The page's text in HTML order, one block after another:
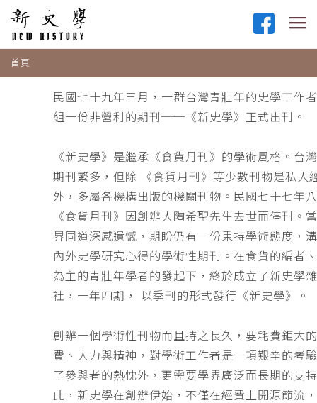
首頁
民國七十九年三月，一群台灣青壯年的史學工作
組一份非營利的期刊──《新史學》正式出刊。
《新史學》是繼承《食貨月刊》的學術風格。台
期刊繁多，但除 《食貨月刊》等少數刊物是私人
外，多屬各機構出版的機關刊物。民國七十七年
《食貨月刊》因創辦人陶希聖先生去世而停刊。
界同道深感遺憾，期盼仍有一份秉持學術態度，
內外史學研究心得的學術性期刊。在食貨的編者
為主的青壯年學者的發起下，終於成立了新史學
社，一年四期， 以季刊的形式發行《新史學》。
創辦一個學術性刊物而且持之長久，要耗費鉅大
費、人力與精神，對學術工作者是一項艱辛的考
了參與者的熱忱外，更需要學界廣泛而長期的支
此，新史學在創辦伊始，不僅在經費上開源節流